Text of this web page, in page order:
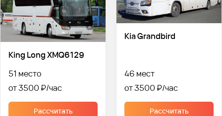
King Long XMQ6129
51 место
от 3500 ₽
Рассчитать
Kia Grandbird
46 мест
от 3500 ₽
Рассчитать